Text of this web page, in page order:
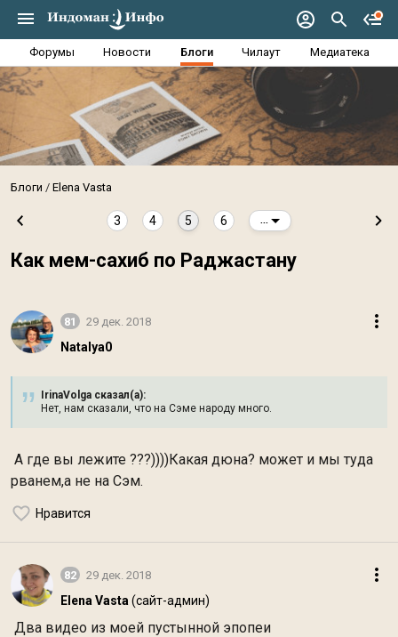
Форумы Новости Блоги Чилаут Медиатека
Блоги Elena Vasta
3 4 5 6
Как мем-сахиб по Раджастану
81 29 дек. 2018
Natalya0
IrinaVolga сказал(а):
Нет, нам сказали, что на Сэме народу много.
А где вы лежите ???))))Какая дюна? может и мы туда
рванем,а не на Сэм.
Нравится
82 29 дек. 2018
Elena Vasta (сайт-админ)
Два видео из моей пустынной эпопеи